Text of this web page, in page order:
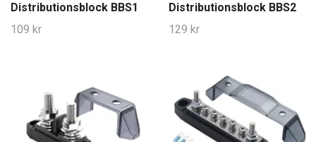
Distributionsblock BBS1
109 kr
Distributionsblock BBS2
129 kr